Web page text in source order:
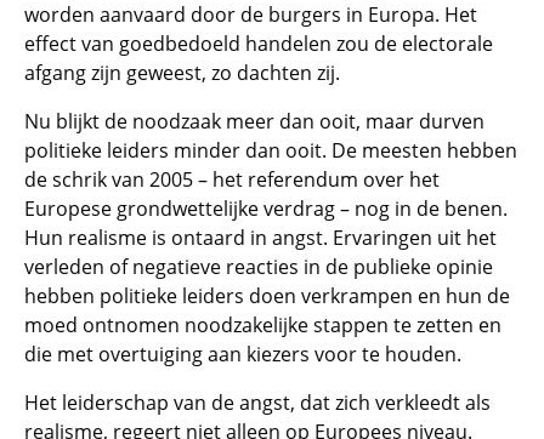
worden aanvaard door de burgers in Europa. Het
effect van goedbedoeld handelen zou de electorale
afgang zijn geweest, zo dachten zij.
Nu blijkt de noodzaak meer dan ooit, maar durven
politieke leiders minder dan ooit. De meesten hebben
de schrik van 2005 – het referendum over het
Europese grondwettelijke verdrag – nog in de benen.
Hun realisme is ontaard in angst. Ervaringen uit het
verleden of negatieve reacties in de publieke opinie
hebben politieke leiders doen verkrampen en hun de
moed ontnomen noodzakelijke stappen te zetten en
die met overtuiging aan kiezers voor te houden.
Het leiderschap van de angst, dat zich verkleedt als
realisme, regeert niet alleen op Europees niveau.